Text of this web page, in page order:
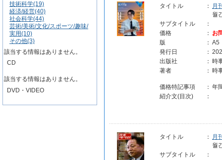
技術科学(19)
経済/経営(40)
社会科学(44)
芸術/美術/文化/スポーツ/趣味/
実用(10)
その他(3)
該当する情報はありません。
CD
該当する情報はありません。
DVD・VIDEO
タイトル ：
月
월
サブタイトル
：
価格
： お
版
： A5
発行日
：
出版社
： 時
著者
： 時
価格特記事項 ： 年
紹介文(目次)
：
タイトル ：
月
월
サブタイトル
：